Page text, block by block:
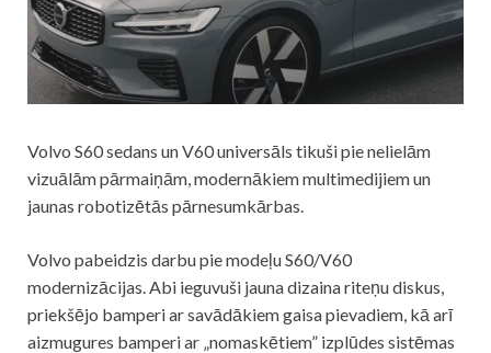
Volvo S60 sedans un V60 universāls tikuši pie nelielām
vizuālām pārmaiņām, modernākiem multimedijiem un
jaunas robotizētās pārnesumkārbas.
Volvo pabeidzis darbu pie modeļu S60/V60
modernizācijas. Abi ieguvuši jauna dizaina riteņu diskus,
priekšējo bamperi ar savādākiem gaisa pievadiem, kā arī
aizmugures bamperi ar „nomaskētiem” izplūdes sistēmas